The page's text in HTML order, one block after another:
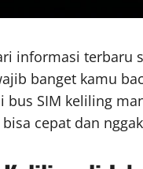
informasi terbaru
banget kamu
bus SIM keliling
cepat dan